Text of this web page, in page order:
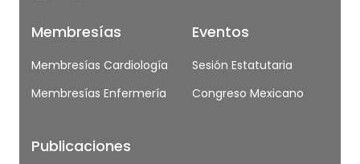
Membresías
Membresías Cardiología
Membresías Enfermería
Publicaciones
Eventos
Sesión Estatutaria
Congreso Mexicano